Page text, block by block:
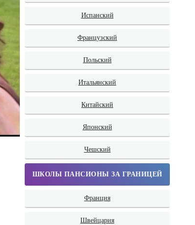
Испанский
Французский
Польский
Итальянский
Китайский
Японский
Чешский
ШКОЛЫ ПАНСИОНЫ ЗА ГРАНИЦЕЙ
Франция
Швейцария